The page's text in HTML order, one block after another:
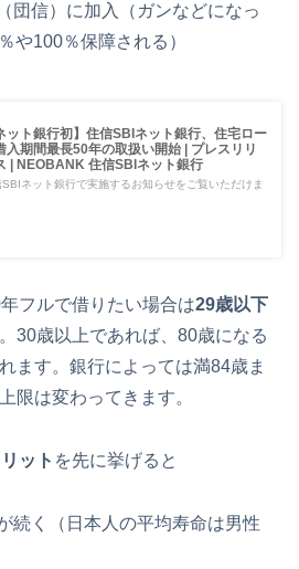
団信）に加入（ガンなどになっ
や100％保障される）
ット銀行初】住信SBIネット銀行、住宅ロー
入期間最長50年の取扱い開始 | プレスリリ
| NEOBANK 住信SBIネット銀行
SBIネット銀行で実施するお知らせをご覧いただけま
フルで借りたい場合は29歳以下
30歳以上であれば、80歳になる
ます。銀行によっては満84歳ま
限は変わってきます。
ット を先に挙げると
続く（日本人の平均寿命は男性